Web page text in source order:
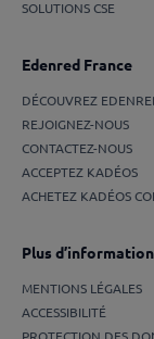
SOLUTIONS CSE
Edenred France
DÉCOUVREZ
REJOIGNEZ-NOUS
CONTACTEZ-NOUS
ACCEPTEZ KADÉOS
ACHETEZ KADÉOS
Plus
MENTIONS LÉGALES
ACCESSIBILITÉ